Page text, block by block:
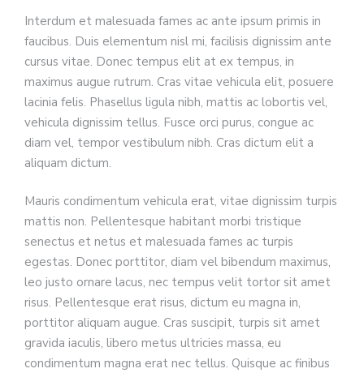
Interdum et malesuada fames ac ante ipsum primis in
faucibus. Duis elementum nisl mi, facilisis dignissim ante
cursus vitae. Donec tempus elit at ex tempus, in
maximus augue rutrum. Cras vitae vehicula elit, posuere
lacinia felis. Phasellus ligula nibh, mattis ac lobortis vel,
vehicula dignissim tellus. Fusce orci purus, congue ac
diam vel, tempor vestibulum nibh. Cras dictum elit a
aliquam dictum.
Mauris condimentum vehicula erat, vitae dignissim turpis
mattis non. Pellentesque habitant morbi tristique
senectus et netus et malesuada fames ac turpis
egestas. Donec porttitor, diam vel bibendum maximus,
leo justo ornare lacus, nec tempus velit tortor sit amet
risus. Pellentesque erat risus, dictum eu magna in,
porttitor aliquam augue. Cras suscipit, turpis sit amet
gravida iaculis, libero metus ultricies massa, eu
condimentum magna erat nec tellus. Quisque ac finibus